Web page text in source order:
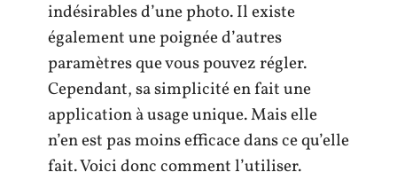
indésirables d’une photo. Il existe
également une poignée d’autres
paramètres que vous pouvez régler.
Cependant, sa simplicité en fait une
application à usage unique. Mais elle
n’en est pas moins efficace dans ce qu’elle
fait. Voici donc comment l’utiliser.